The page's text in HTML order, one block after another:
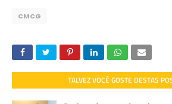
CMCG
TALVEZ VOCÊ GOSTE DESTAS